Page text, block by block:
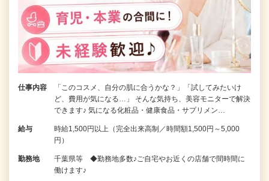
仕事内容
「このコスメ、自分の肌に合うかな？」「試してみたいけ
ど、費用が気になる…」 そんな気持ち、美容モニターで解決
できます♪ 気になる化粧品・健康食品・サプリメン…
給与
時給1,500円以上（完全出来高制／時間額1,500円～5,000
円）
勤務地
千葉県等 ◆勤務地多数♪ご自宅やお近くの店舗で間時間に
働けます♪